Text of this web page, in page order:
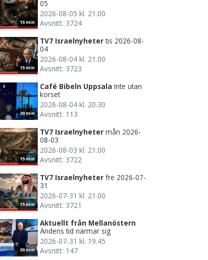
15 min
05
2026-08-05 kl. 21.00
Avsnitt: 3724
15 min
TV7 Israelnyheter tis 2026-08-
04
2026-08-04 kl. 21.00
Avsnitt: 3723
30 min
Café Bibeln Uppsala Inte utan
korset
2026-08-04 kl. 20.30
Avsnitt: 113
15 min
TV7 Israelnyheter mån 2026-
08-03
2026-08-03 kl. 21.00
Avsnitt: 3722
15 min
TV7 Israelnyheter fre 2026-07-
31
2026-07-31 kl. 21.00
Avsnitt: 3721
30 min
Aktuellt från Mellanöstern
Ändens tid närmar sig
2026-07-31 kl. 19.45
Avsnitt: 147